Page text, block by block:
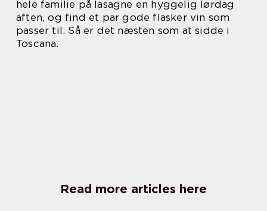
hele familie på lasagne en hyggelig lørdag
aften, og find et par gode flasker vin som
passer til. Så er det næsten som at sidde i
Toscana.
Read more articles here